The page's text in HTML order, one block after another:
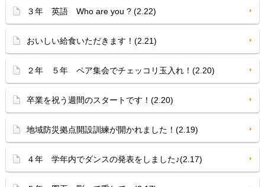
３年 英語 Who are you ? (2.22)
おいしい給食いただきます！(2.21)
２年 ５年 ペア集会でチェッコリ玉入れ！(2.20)
卒業を祝う週間のスタートです！(2.20)
地域防災拠点開設訓練が開かれました！(2.19)
４年 学年内でダンスの発表をしました♪(2.17)